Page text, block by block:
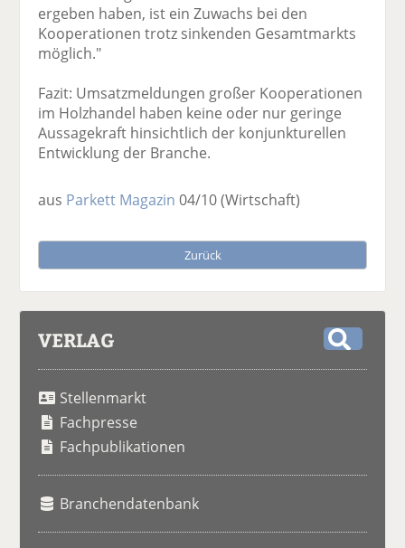
ergeben haben, ist ein Zuwachs bei den
Kooperationen trotz sinkenden Gesamtmarkts
möglich."
Fazit: Umsatzmeldungen großer Kooperationen
im Holzhandel haben keine oder nur geringe
Aussagekraft hinsichtlich der konjunkturellen
Entwicklung der Branche.
aus Parkett Magazin 04/10(Wirtschaft)
Zurück
VERLAG
Stellenmarkt
Fachpresse
Fachpublikationen
Branchendatenbank